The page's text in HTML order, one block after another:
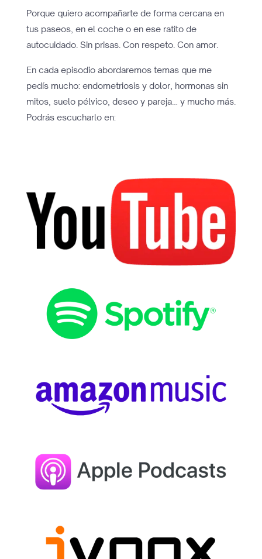
Porque quiero acompañarte de forma cercana en
tus paseos, en el coche o en ese ratito de
autocuidado. Sin prisas. Con respeto. Con amor.
En cada episodio abordaremos temas que me
pedís mucho: endometriosis y dolor, hormonas sin
mitos, suelo pélvico, deseo y pareja… y mucho más.
Podrás escucharlo en: